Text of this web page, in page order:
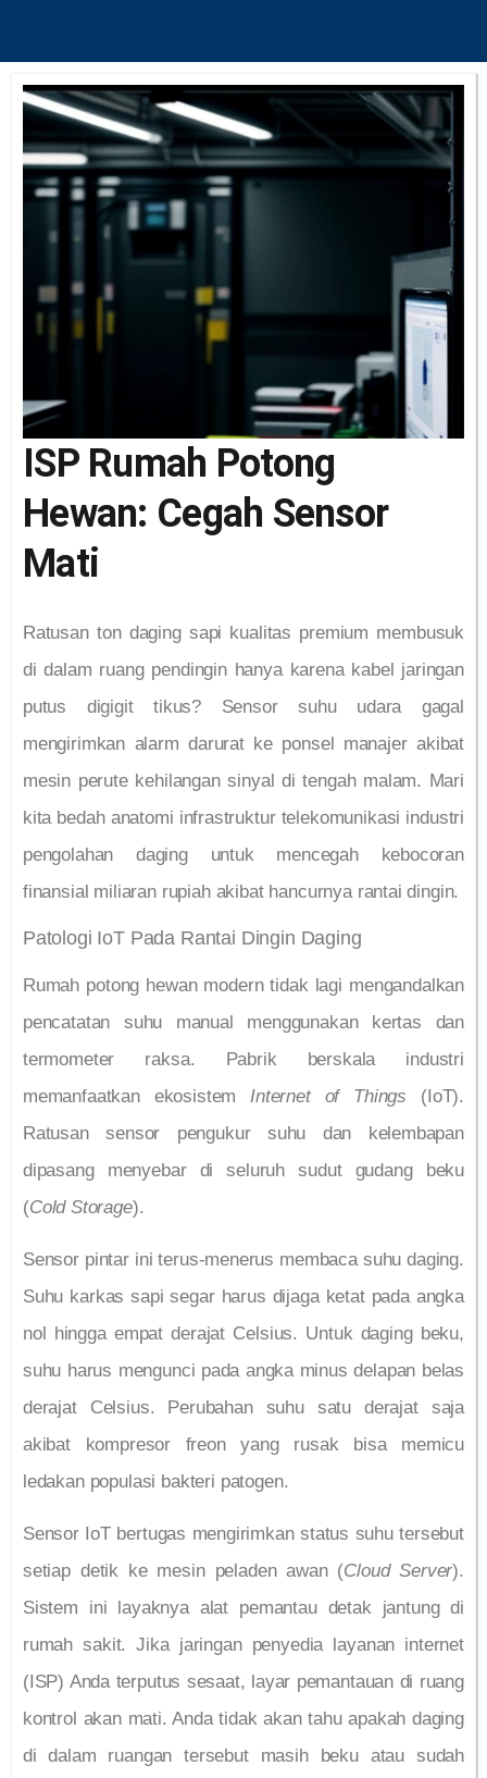
ISP Rumah Potong
Hewan: Cegah Sensor
Mati
Ratusan ton daging sapi kualitas premium membusuk
di dalam ruang pendingin hanya karena kabel jaringan
putus digigit tikus? Sensor suhu udara gagal
mengirimkan alarm darurat ke ponsel manajer akibat
mesin perute kehilangan sinyal di tengah malam. Mari
kita bedah anatomi infrastruktur telekomunikasi industri
pengolahan daging untuk mencegah kebocoran
finansial miliaran rupiah akibat hancurnya rantai dingin.
Patologi IoT Pada Rantai Dingin Daging
Rumah potong hewan modern tidak lagi mengandalkan
pencatatan suhu manual menggunakan kertas dan
termometer raksa. Pabrik berskala industri
memanfaatkan ekosistem Internet of Things (IoT).
Ratusan sensor pengukur suhu dan kelembapan
dipasang menyebar di seluruh sudut gudang beku
(Cold Storage).
Sensor pintar ini terus-menerus membaca suhu daging.
Suhu karkas sapi segar harus dijaga ketat pada angka
nol hingga empat derajat Celsius. Untuk daging beku,
suhu harus mengunci pada angka minus delapan belas
derajat Celsius. Perubahan suhu satu derajat saja
akibat kompresor freon yang rusak bisa memicu
ledakan populasi bakteri patogen.
Sensor IoT bertugas mengirimkan status suhu tersebut
setiap detik ke mesin peladen awan (Cloud Server).
Sistem ini layaknya alat pemantau detak jantung di
rumah sakit. Jika jaringan penyedia layanan internet
(ISP) Anda terputus sesaat, layar pemantauan di ruang
kontrol akan mati. Anda tidak akan tahu apakah daging
di dalam ruangan tersebut masih beku atau sudah